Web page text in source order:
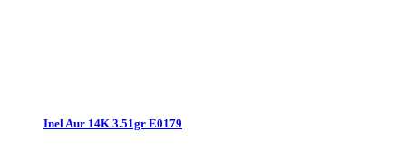
Inel Aur 14K 3.51gr E0179